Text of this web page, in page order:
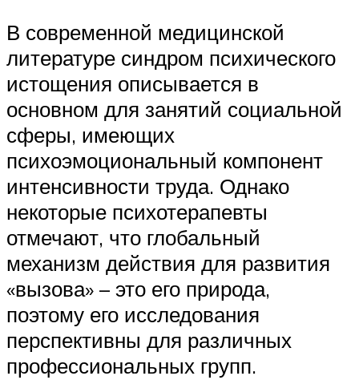
В современной медицинской
литературе синдром психического
истощения описывается в
основном для занятий социальной
сферы, имеющих
психоэмоциональный компонент
интенсивности труда. Однако
некоторые психотерапевты
отмечают, что глобальный
механизм действия для развития
«вызова» – это его природа,
поэтому его исследования
перспективны для различных
профессиональных групп.